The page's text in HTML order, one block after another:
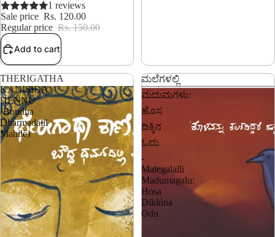
Kathegalu
1 reviews
Sale price Rs. 120.00
Regular price Rs. 150.00
Add to cart
THERIGATHA
KANISIDA
HENNU
(Boudha
Dharmadalli
Mahile)
ಮಲೆಗಳಲ್ಲಿ
ಮದುಮಗಳು:
ಹೊಸ
ದಿಕ್ಕಿನ
ಓದು
-
Malegalalli
Madumagalu:
Hosa
Dikkina
Odu